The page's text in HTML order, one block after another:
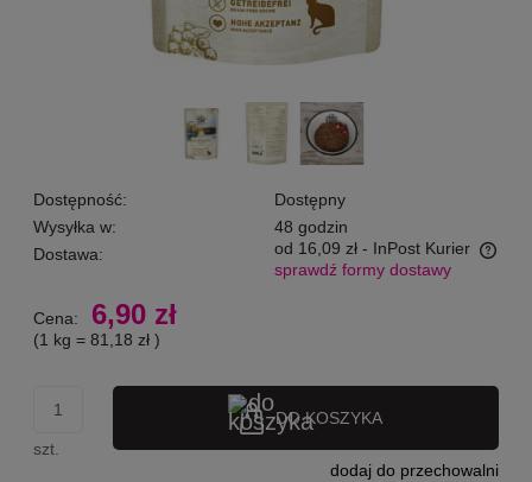
Dostępność:
Dostępny
Wysyłka w:
48 godzin
Dostawa:
od 16,09 zł - InPost Kurier
Cena nie zawiera ewentualnych kosztów płatności
sprawdź formy dostawy
Cena: 6,90 zł
(1 kg = 81,18 zł )
szt.
DO KOSZYKA
dodaj do przechowalni